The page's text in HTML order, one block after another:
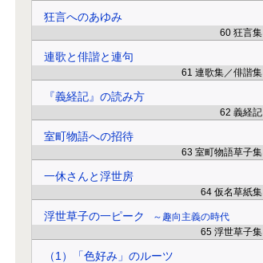
狂言へのあゆみ
60 狂言集
連歌と俳諧と連句
61 連歌集／俳諧集
『義経記』の読み方
62 義経記
室町物語への招待
63 室町物語草子集
一休さんと浮世房
64 仮名草紙集
浮世草子の一ピーク
趣向主義の時代
65 浮世草子集
（1）「色好み」のルーツ